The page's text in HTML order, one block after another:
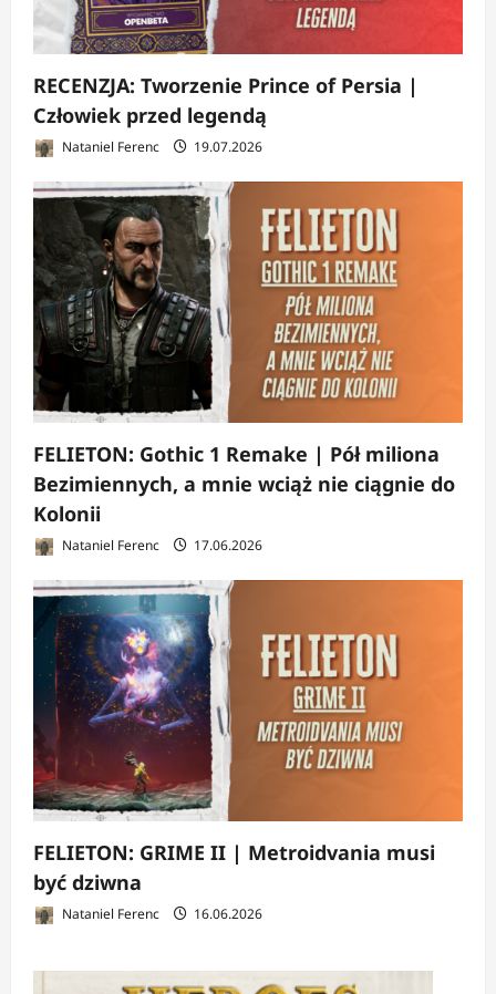
RECENZJA: Tworzenie Prince of Persia |
Człowiek przed legendą
Nataniel Ferenc 19.07.2026
FELIETON: Gothic 1 Remake | Pół miliona
Bezimiennych, a mnie wciąż nie ciągnie do
Kolonii
Nataniel Ferenc 17.06.2026
FELIETON: GRIME II | Metroidvania musi
być dziwna
Nataniel Ferenc 16.06.2026